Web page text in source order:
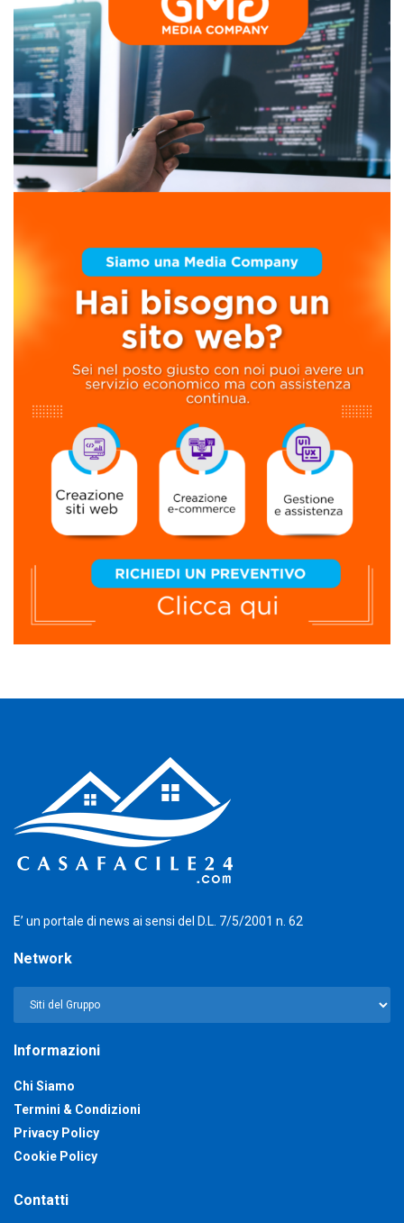
E’ un portale di news ai sensi del D.L. 7/5/2001 n. 62
Network
Informazioni
Chi Siamo
Termini & Condizioni
Privacy Policy
Cookie Policy
Contatti